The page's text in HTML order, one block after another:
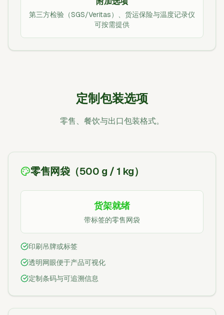
第三方检验（SGS/Veritas）、货运保险与温度记录仪
可按需提供
定制包装选项
零售、餐饮与出口包装格式。
零售网袋（500 g / 1 kg）
货架就绪
带标签的零售网袋
印刷吊牌或标签
透明网眼便于产品可视化
定制条码与可追溯信息